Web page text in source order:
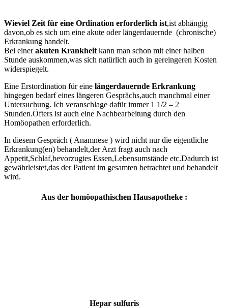
Wieviel Zeit für eine Ordination erforderlich ist,ist abhängig
davon,ob es sich um eine akute oder längerdauernde (chronische)
Erkrankung handelt.
Bei einerakuten Krankheit kann man schon mit einer halben
Stunde auskommen,was sich natürlich auch in gereingeren Kosten
widerspiegelt.
Eine Erstordination für eine längerdauernde Erkrankung
hingegen bedarf eines längeren Gesprächs,auch manchmal einer
Untersuchung. Ich veranschlage dafür immer 1 1/2 – 2
Stunden.Öfters ist auch eine Nachbearbeitung durch den
Homöopathen erforderlich.
In diesem Gespräch ( Anamnese ) wird nicht nur die eigentliche
Erkrankung(en) behandelt,der Arzt fragt auch nach
Appetit,Schlaf,bevorzugtes Essen,Lebensumstände etc.Dadurch ist
gewährleistet,das der Patient im gesamten betrachtet und behandelt
wird.
Aus der homöopathischen Hausapotheke :
Hepar sulfuris